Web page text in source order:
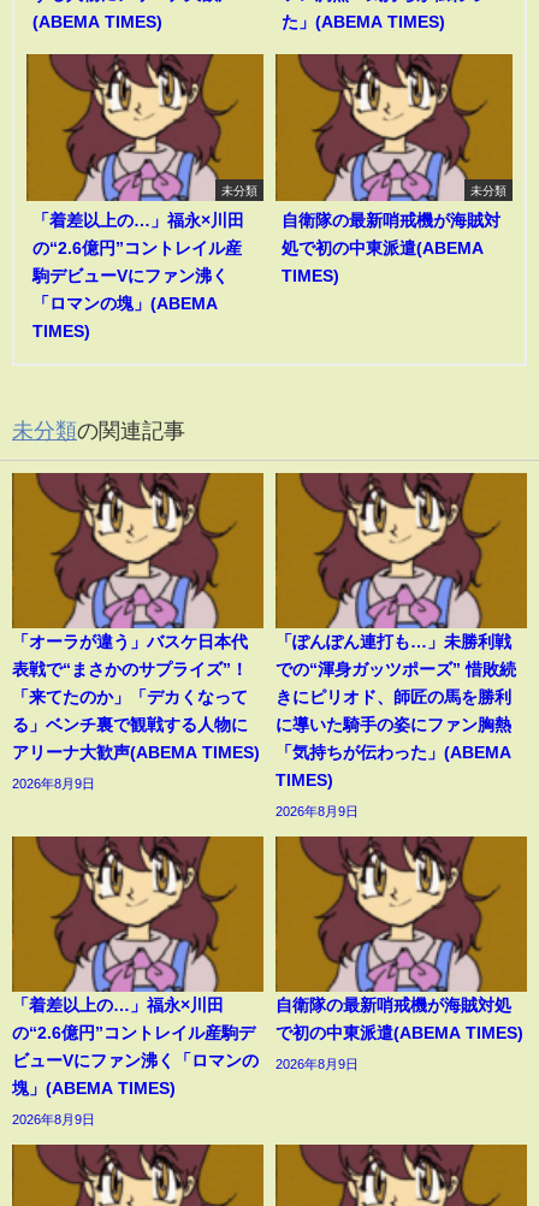
(ABEMA TIMES)
た」(ABEMA TIMES)
未分類
「着差以上の…」福永×川田
の“2.6億円”コントレイル産
駒デビューVにファン沸く
「ロマンの塊」(ABEMA
TIMES)
未分類
自衛隊の最新哨戒機が海賊対
処で初の中東派遣(ABEMA
TIMES)
未分類の関連記事
「オーラが違う」バスケ日本代
表戦で“まさかのサプライズ”！
「来てたのか」「デカくなって
る」ベンチ裏で観戦する人物に
アリーナ大歓声(ABEMA TIMES)
2026年8月9日
「ぽんぽん連打も…」未勝利戦
での“渾身ガッツポーズ” 惜敗続
きにピリオド、師匠の馬を勝利
に導いた騎手の姿にファン胸熱
「気持ちが伝わった」(ABEMA
TIMES)
2026年8月9日
「着差以上の…」福永×川田
の“2.6億円”コントレイル産駒デ
ビューVにファン沸く「ロマンの
塊」(ABEMA TIMES)
2026年8月9日
自衛隊の最新哨戒機が海賊対処
で初の中東派遣(ABEMA TIMES)
2026年8月9日